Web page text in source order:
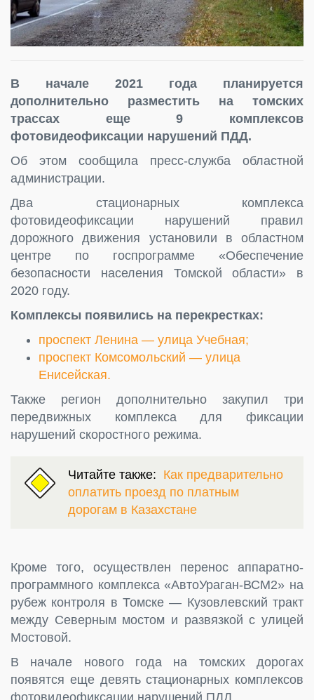
В начале 2021 года планируется
дополнительно разместить на томских
трассах еще 9 комплексов
фотовидеофиксации нарушений ПДД.
Об этом сообщила пресс-служба областной
администрации.
Два стационарных комплекса
фотовидеофиксации нарушений правил
дорожного движения установили в областном
центре по госпрограмме «Обеспечение
безопасности населения Томской области» в
2020 году.
Комплексы появились на перекрестках:
проспект Ленина — улица Учебная;
проспект Комсомольский — улица
Енисейская.
Также регион дополнительно закупил три
передвижных комплекса для фиксации
нарушений скоростного режима.
Читайте также: Как предварительно
оплатить проезд по платным
дорогам в Казахстане
Кроме того, осуществлен перенос аппаратно-
программного комплекса «АвтоУраган-ВСМ2» на
рубеж контроля в Томске — Кузовлевский тракт
между Северным мостом и развязкой с улицей
Мостовой.
В начале нового года на томских дорогах
появятся еще девять стационарных комплексов
фотовидеофиксации нарушений ПДД.